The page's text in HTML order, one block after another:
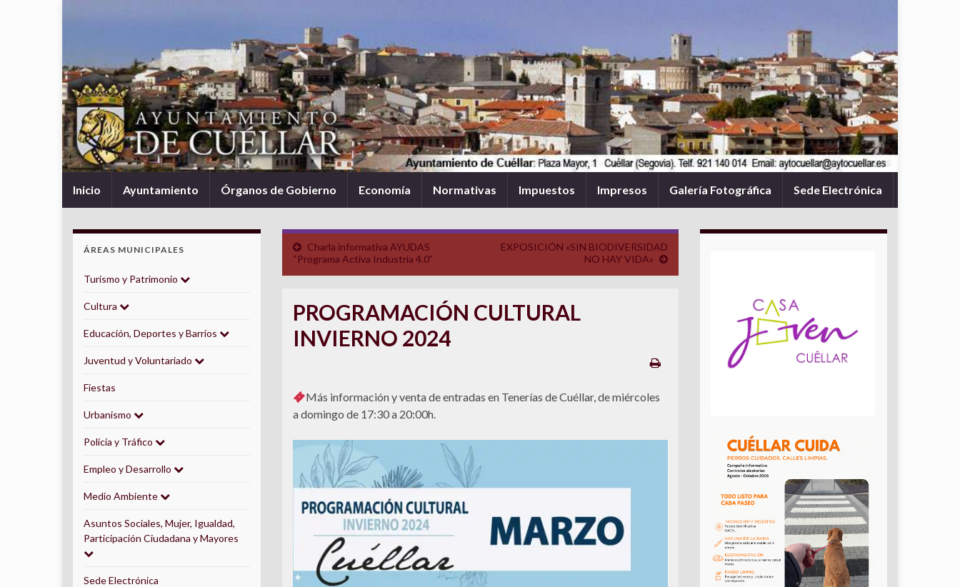
Inicio Ayuntamiento Órganos de Gobierno Economía Normativas Impuestos Impresos Galería Fotográfica Sede Electrónica
Charla informativa AYUDAS
“Programa Activa Industria 4.0”
EXPOSICIÓN «SIN BIODIVERSIDAD
NO HAY VIDA»
PROGRAMACIÓN CULTURAL
INVIERNO 2024
Más información y venta de entradas en Tenerías de Cuéllar, de miércoles
a domingo de 17:30 a 20:00h.
ÁREAS MUNICIPALES
Turismo y Patrimonio
Cultura
Educación, Deportes y Barrios
Juventud y Voluntariado
Fiestas
Urbanismo
Policía y Tráfico
Empleo y Desarrollo
Medio Ambiente
Asuntos Sociales, Mujer, Igualdad,
Participación Ciudadana y Mayores
Sede Electrónica